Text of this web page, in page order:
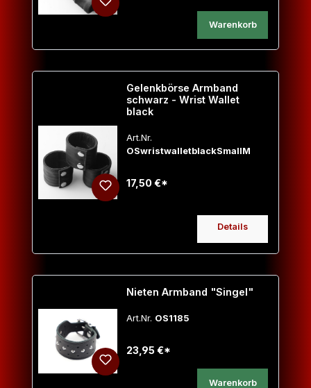
Warenkorb
Gelenkbörse Armband
schwarz - Wrist Wallet
black
Art.Nr.
OSwristwalletblackSmallM
17,50 €*
Details
Nieten Armband "Singel"
Art.Nr. OS1185
23,95 €*
Warenkorb